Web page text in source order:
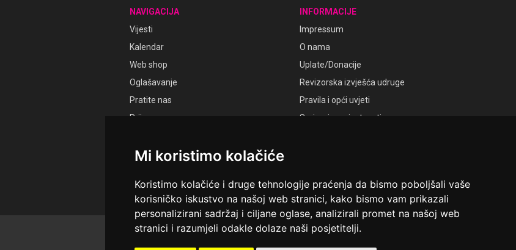
Mi koristimo kolačiće
Koristimo kolačiće i druge tehnologije praćenja da bismo poboljšali vaše
korisničko iskustvo na našoj web stranici, kako bismo vam prikazali
personalizirani sadržaj i ciljane oglase, analizirali promet na našoj web
stranici i razumjeli odakle dolaze naši posjetitelji.
NAVIGACIJA
Vijesti
Kalendar
Web shop
Oglašavanje
Pratite nas
Prijava
INFORMACIJE
Impressum
O nama
Uplate/Donacije
Revizorska izvješća udruge
Pravila i opći uvjeti
Smjernice privatnosti
© Sva prava pridržana Udruga Ime dobrote